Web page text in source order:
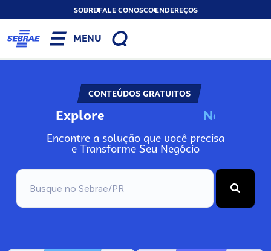
SOBREFALE CONOSCOENDEREÇOS
MENU
CONTEÚDOS GRATUITOS
Explore N
Encontre a solução que você precisa
e Transforme Seu Negócio